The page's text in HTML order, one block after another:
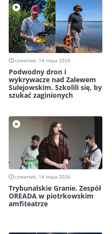
czwartek, 14 maja 2026
Podwodny dron i
wykrywacze nad Zalewem
Sulejowskim. Szkolili się, by
szukać zaginionych
czwartek, 14 maja 2026
Trybunalskie Granie. Zespół
OREADA w piotrkowskim
amfiteatrze